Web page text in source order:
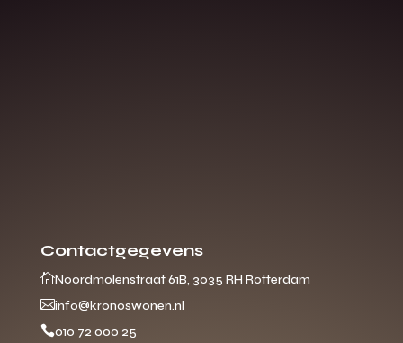
Contactgegevens
Noordmolenstraat 61B, 3035 RH Rotterdam
info@kronoswonen.nl
010 72 000 25